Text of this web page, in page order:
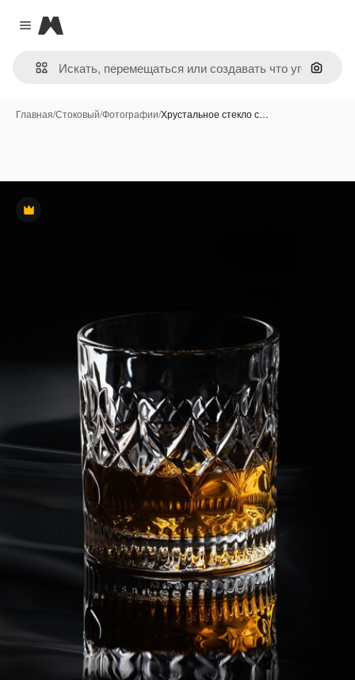
Close menu
Magnific
Поиск
Главная/Стоковый/Фотографии/Хрустальное стекло с…
Премиум